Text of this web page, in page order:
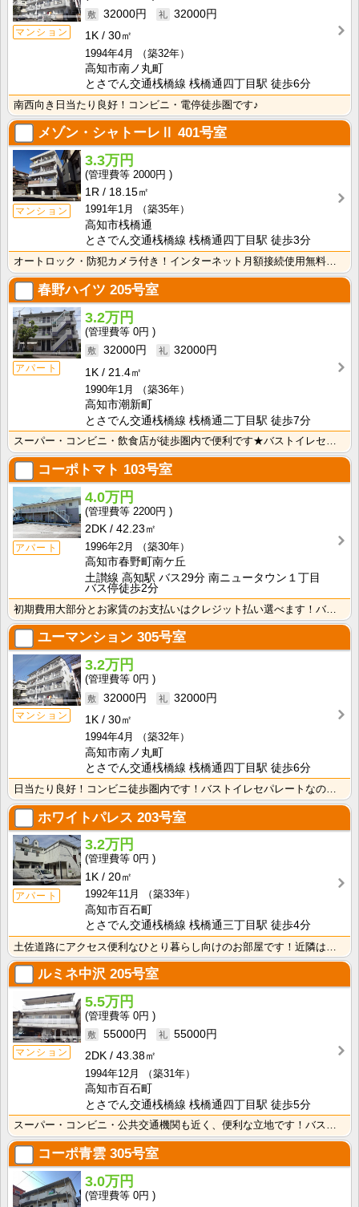
マンション
32000円
32000円
1K
30㎡
1994年4月
（築32年）
高知市南ノ丸町
とさでん交通桟橋線 桟橋通四丁目駅 徒歩6分
南西向き日当たり良好！コンビニ・電停徒歩圏です♪
メゾン・シャトーレⅡ 401号室
マンション
3.3万円
2000円
1R
18.15㎡
1991年1月
（築35年）
高知市桟橋通
とさでん交通桟橋線 桟橋通四丁目駅 徒歩3分
オートロック・防犯カメラ付き！インターネット月額接続使用無料なので、月々の生活費の節約にもなりますね･･･
春野ハイツ 205号室
アパート
3.2万円
0円
32000円
32000円
1K
21.4㎡
1990年1月
（築36年）
高知市潮新町
とさでん交通桟橋線 桟橋通二丁目駅 徒歩7分
スーパー・コンビニ・飲食店が徒歩圏内で便利です★バストイレセパレートで快適☆ 押入れがあるので収納も･･･
コーポトマト 103号室
アパート
4.0万円
2200円
2DK
42.23㎡
1996年2月
（築30年）
高知市春野町南ケ丘
土讃線 高知駅 バス29分 南ニュータウン１丁目
バス停徒歩2分
初期費用大部分とお家賃のお支払いはクレジット払い選べます！バス・トイレ別なので、ゆったり湯船に浸かれ･･･
ユーマンション 305号室
マンション
3.2万円
0円
32000円
32000円
1K
30㎡
1994年4月
（築32年）
高知市南ノ丸町
とさでん交通桟橋線 桟橋通四丁目駅 徒歩6分
ホワイトパレス 203号室
アパート
3.2万円
0円
1K
20㎡
1992年11月
（築33年）
高知市百石町
とさでん交通桟橋線 桟橋通三丁目駅 徒歩4分
ルミネ中沢 205号室
マンション
5.5万円
0円
55000円
55000円
2DK
43.38㎡
1994年12月
（築31年）
高知市百石町
とさでん交通桟橋線 桟橋通四丁目駅 徒歩5分
スーパー・コンビニ・公共交通機関も近く、便利な立地です！バス・トイレ別なので、ゆったり湯船に浸かれま･･･
コーポ青雲 305号室
3.0万円
0円